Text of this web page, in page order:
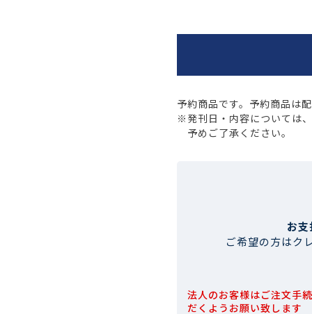
予約商品です。予約商品は
※発刊日・内容については
予めご了承ください。
お
ご希望の方はク
法人のお客様はご注文手
だくようお願い致します